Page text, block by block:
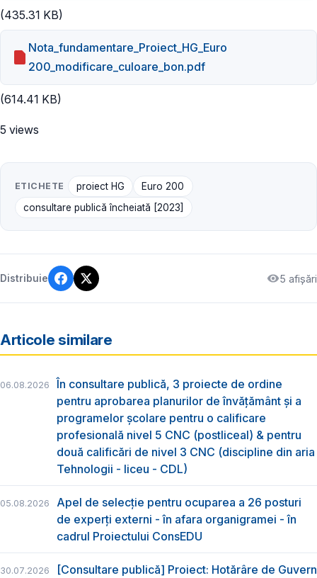
(435.31 KB)
Nota_fundamentare_Proiect_HG_Euro
200_modificare_culoare_bon.pdf
(614.41 KB)
5 views
ETICHETE proiect HG
Euro 200
consultare publică încheiată [2023]
Distribuie 5 afișări
Articole similare
06.08.2026
În consultare publică, 3 proiecte de ordine
pentru aprobarea planurilor de învățământ și a
programelor școlare pentru o calificare
profesională nivel 5 CNC (postliceal) & pentru
două calificări de nivel 3 CNC (discipline din aria
Tehnologii - liceu - CDL)
05.08.2026
Apel de selecție pentru ocuparea a 26 posturi
de experți externi - în afara organigramei - în
cadrul Proiectului ConsEDU
30.07.2026
[Consultare publică] Proiect: Hotărâre de Guvern